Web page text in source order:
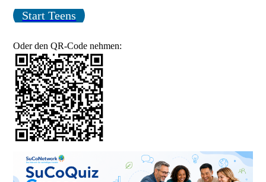
Start Teens
Oder den QR-Code nehmen: